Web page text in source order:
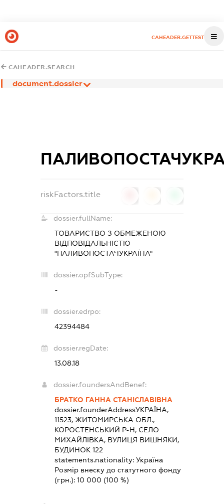
CAHEADER.GETTEST
CAHEADER.SEARCH
document.dossier
riskFactors.title
dossier.fullName:
ТОВАРИСТВО З ОБМЕЖЕНОЮ
ВІДПОВІДАЛЬНІСТЮ
"ПАЛИВОПОСТАЧУКРАЇНА"
dossier.opfSubType:
-
dossier.edrpo:
42394484
dossier.regDate:
13.08.18
dossier.foundersAndBenef:
БРАТКО ГАННА СТАНІСЛАВІВНА
dossier.founderAddressУКРАЇНА,
11523, ЖИТОМИРСЬКА ОБЛ.,
КОРОСТЕНСЬКИЙ Р-Н, СЕЛО
МИХАЙЛІВКА, ВУЛИЦЯ ВИШНЯКИ,
БУДИНОК 122
statements.nationality:Україна
Розмір внеску до статутного фонду
(грн.):10 000 (100 %)